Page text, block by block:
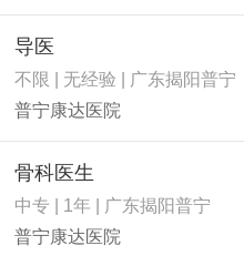
导医
不限 | 无经验 | 广东揭阳普宁
普宁康达医院
骨科医生
中专 | 1年 | 广东揭阳普宁
普宁康达医院